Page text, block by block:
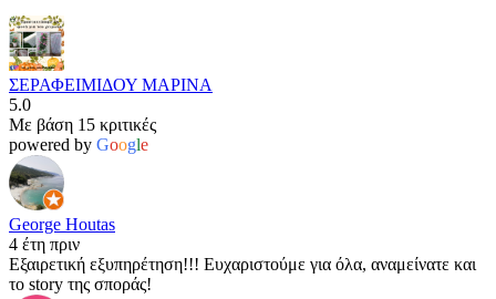
ΣΕΡΑΦΕΙΜΙΔΟΥ ΜΑΡΙΝΑ
5.0
Με βάση 15 κριτικές
powered by Google
George Houtas
4 έτη πριν
Εξαιρετική εξυπηρέτηση!!! Ευχαριστούμε για όλα, αναμείνατε και
το story της σποράς!